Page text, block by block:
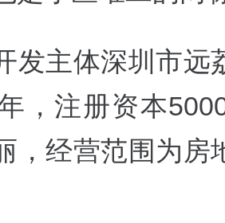
发主体深圳市远
，注册资本
，经营范围为房